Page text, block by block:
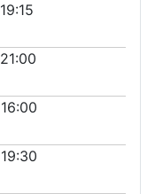
19:15
21:00
16:00
19:30